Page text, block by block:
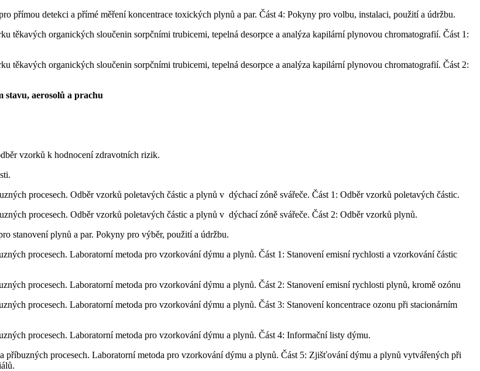
přímou detekci a přímé měření koncentrace toxických plynů a par. Část 4: Pokyny pro volbu, instalaci, použití a údržbu.
těkavých organických sloučenin sorpčními trubicemi, tepelná desorpce a analýza kapilární plynovou chromatografií. Část 1:
těkavých organických sloučenin sorpčními trubicemi, tepelná desorpce a analýza kapilární plynovou chromatografií. Část 2:
stavu, aerosolů a prachu
vzorků k hodnocení zdravotních rizik.
procesech. Odběr vzorků poletavých částic a plynů v dýchací zóně svářeče. Část 1: Odběr vzorků poletavých částic.
procesech. Odběr vzorků poletavých částic a plynů v dýchací zóně svářeče. Část 2: Odběr vzorků plynů.
stanovení plynů a par. Pokyny pro výběr, použití a údržbu.
procesech. Laboratorní metoda pro vzorkování dýmu a plynů. Část 1: Stanovení emisní rychlosti a vzorkování částic
procesech. Laboratorní metoda pro vzorkování dýmu a plynů. Část 2: Stanovení emisní rychlosti plynů, kromě ozónu
procesech. Laboratorní metoda pro vzorkování dýmu a plynů. Část 3: Stanovení koncentrace ozonu při stacionárním
procesech. Laboratorní metoda pro vzorkování dýmu a plynů. Část 4: Informační listy dýmu.
procesech. Laboratorní metoda pro vzorkování dýmu a plynů. Část 5: Zjišťování dýmu a plynů vytvářených při